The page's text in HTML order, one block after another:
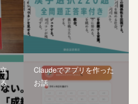
Claudeでアプリを作った
お話